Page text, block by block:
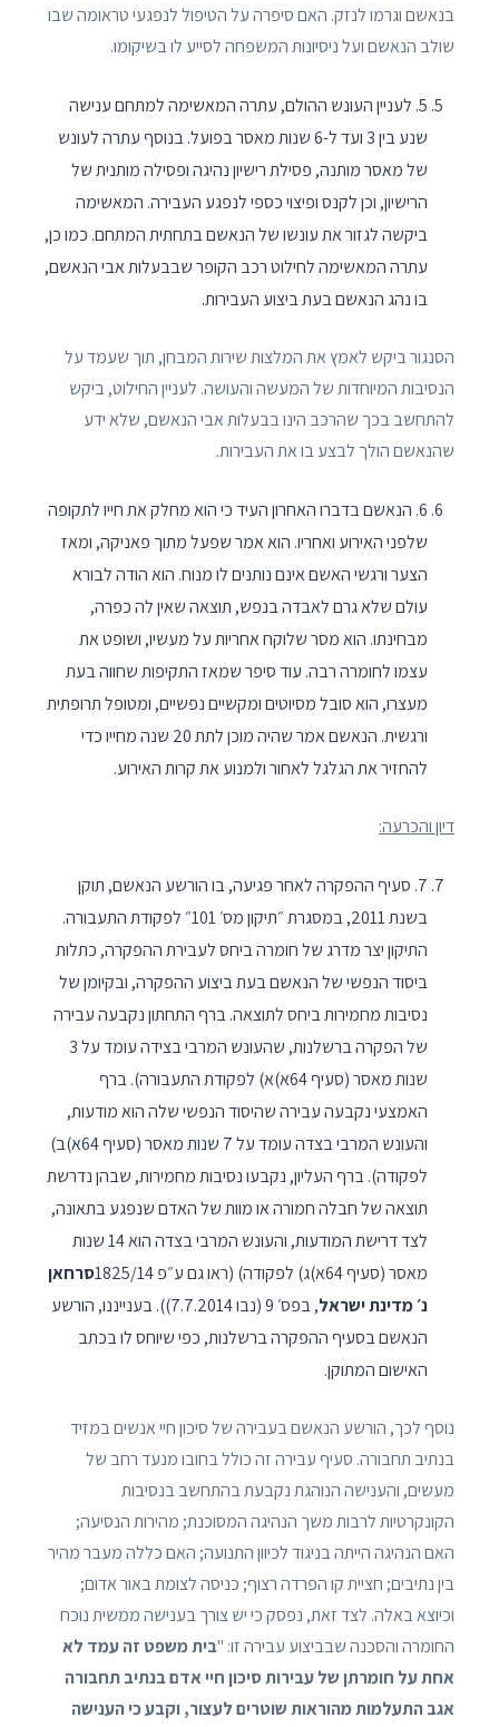
בנאשם וגרמו לנזק. האם סיפרה על הטיפול לנפגעי טראומה שבו
שולב הנאשם ועל ניסיונות המשפחה לסייע לו בשיקומו.
5. לעניין העונש ההולם, עתרה המאשימה למתחם ענישה
שנע בין 3 ועד ל-6 שנות מאסר בפועל. בנוסף עתרה לעונש
של מאסר מותנה, פסילת רישיון נהיגה ופסילה מותנית של
הרישיון, וכן לקנס ופיצוי כספי לנפגע העבירה. המאשימה
ביקשה לגזור את עונשו של הנאשם בתחתית המתחם. כמו כן,
עתרה המאשימה לחילוט רכב הקופר שבבעלות אבי הנאשם,
בו נהג הנאשם בעת ביצוע העבירות.
הסנגור ביקש לאמץ את המלצות שירות המבחן, תוך שעמד על
הנסיבות המיוחדות של המעשה והעושה. לעניין החילוט, ביקש
להתחשב בכך שהרכב הינו בבעלות אבי הנאשם, שלא ידע
שהנאשם הולך לבצע בו את העבירות.
6. הנאשם בדברו האחרון העיד כי הוא מחלק את חייו לתקופה
שלפני האירוע ואחריו. הוא אמר שפעל מתוך פאניקה, ומאז
הצער ורגשי האשם אינם נותנים לו מנוח. הוא הודה לבורא
עולם שלא גרם לאבדה בנפש, תוצאה שאין לה כפרה,
מבחינתו. הוא מסר שלוקח אחריות על מעשיו, ושופט את
עצמו לחומרה רבה. עוד סיפר שמאז התקיפות שחווה בעת
מעצרו, הוא סובל מסיוטים ומקשיים נפשיים, ומטופל תרופתית
ורגשית. הנאשם אמר שהיה מוכן לתת 20 שנה מחייו כדי
להחזיר את הגלגל לאחור ולמנוע את קרות האירוע.
דיון והכרעה:
7. סעיף ההפקרה לאחר פגיעה, בו הורשע הנאשם, תוקן
בשנת 2011, במסגרת ״תיקון מס׳ 101״ לפקודת התעבורה.
התיקון יצר מדרג של חומרה ביחס לעבירת ההפקרה, כתלות
ביסוד הנפשי של הנאשם בעת ביצוע ההפקרה, ובקיומן של
נסיבות מחמירות ביחס לתוצאה. ברף התחתון נקבעה עבירה
של הפקרה ברשלנות, שהעונש המרבי בצידה עומד על 3
שנות מאסר (סעיף 64א)א) לפקודת התעבורה). ברף
האמצעי נקבעה עבירה שהיסוד הנפשי שלה הוא מודעות,
והעונש המרבי בצדה עומד על 7 שנות מאסר (סעיף 64א)ב)
לפקודה). ברף העליון, נקבעו נסיבות מחמירות, שבהן נדרשת
תוצאה של חבלה חמורה או מוות של האדם שנפגע בתאונה,
לצד דרישת המודעות, והעונש המרבי בצדה הוא 14 שנות
מאסר (סעיף 64א)ג) לפקודה) (ראו גם ע״פ 1825/14
סרחאן
נ׳ מדינת ישראל
, בפס׳ 9 (נבו 7.7.2014)). בענייננו, הורשע
הנאשם בסעיף ההפקרה ברשלנות, כפי שיוחס לו בכתב
האישום המתוקן.
נוסף לכך, הורשע הנאשם בעבירה של סיכון חיי אנשים במזיד
בנתיב תחבורה. סעיף עבירה זה כולל בחובו מנעד רחב של
מעשים, והענישה הנוהגת נקבעת בהתחשב בנסיבות
הקונקרטיות לרבות משך הנהיגה המסוכנת; מהירות הנסיעה;
האם הנהיגה הייתה בניגוד לכיוון התנועה; האם כללה מעבר מהיר
בין נתיבים; חציית קו הפרדה רצוף; כניסה לצומת באור אדום;
וכיוצא באלה. לצד זאת, נפסק כי יש צורך בענישה ממשית נוכח
החומרה והסכנה שבביצוע עבירה זו: "בית משפט זה עמד לא
אחת על חומרתן של עבירות סיכון חיי אדם בנתיב תחבורה
אגב התעלמות מהוראות שוטרים לעצור, וקבע כי הענישה